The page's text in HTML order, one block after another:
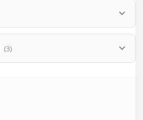
(3)